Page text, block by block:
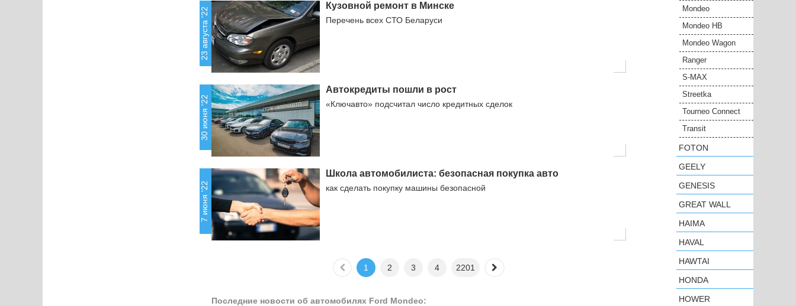
23 августа '22
Кузовной ремонт в Минске
Перечень всех СТО Беларуси
30 июня '22
Автокредиты пошли в рост
«Ключавто» подсчитал число кредитных сделок
7 июня '22
Школа автомобилиста: безопасная покупка авто
как сделать покупку машины безопасной
1 2 3 4 2201
Последние новости об автомобилях Ford Mondeo:
Mondeo
Mondeo HB
Mondeo Wagon
Ranger
S-MAX
Streetka
Tourneo Connect
Transit
FOTON
GEELY
GENESIS
GREAT WALL
HAIMA
HAVAL
HAWTAI
HONDA
HOWER